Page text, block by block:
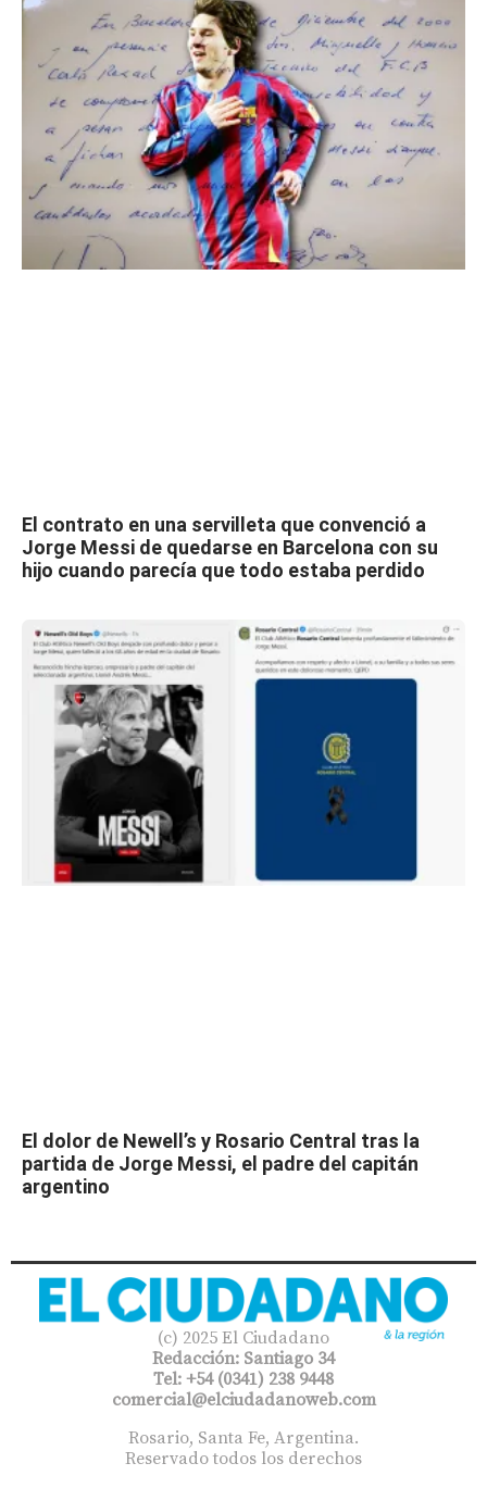
El contrato en una servilleta que convenció a
Jorge Messi de quedarse en Barcelona con su
hijo cuando parecía que todo estaba perdido
El dolor de Newell’s y Rosario Central tras la
partida de Jorge Messi, el padre del capitán
argentino
(c) 2025 El Ciudadano
Redacción: Santiago 34
Tel: +54 (0341) 238 9448
comercial@elciudadanoweb.com​
Rosario, Santa Fe, Argentina.
Reservado todos los derechos